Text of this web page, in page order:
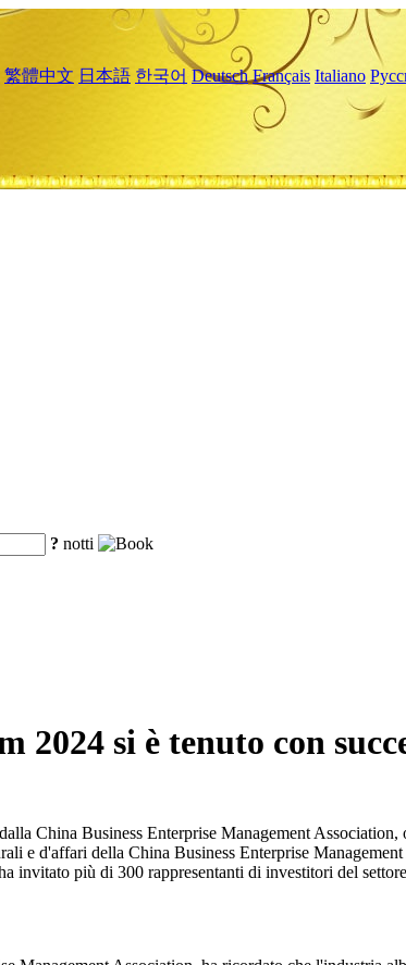
繁體中文 日本語 한국어 Deutsch Français Italiano
? notti
si è tenuto con
China Business Enterprise Management
e d'affari della China Business Enterprise
più di 300 rappresentanti di investitori del